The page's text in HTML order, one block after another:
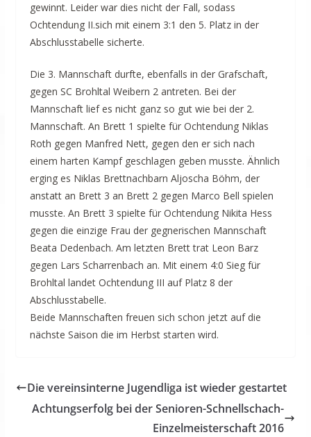
gewinnt. Leider war dies nicht der Fall, sodass
Ochtendung II.sich mit einem 3:1 den 5. Platz in der
Abschlusstabelle sicherte.
Die 3. Mannschaft durfte, ebenfalls in der Grafschaft,
gegen SC Brohltal Weibern 2 antreten. Bei der
Mannschaft lief es nicht ganz so gut wie bei der 2.
Mannschaft. An Brett 1 spielte für Ochtendung Niklas
Roth gegen Manfred Nett, gegen den er sich nach
einem harten Kampf geschlagen geben musste. Ähnlich
erging es Niklas Brettnachbarn Aljoscha Böhm, der
anstatt an Brett 3 an Brett 2 gegen Marco Bell spielen
musste. An Brett 3 spielte für Ochtendung Nikita Hess
gegen die einzige Frau der gegnerischen Mannschaft
Beata Dedenbach. Am letzten Brett trat Leon Barz
gegen Lars Scharrenbach an. Mit einem 4:0 Sieg für
Brohltal landet Ochtendung III auf Platz 8 der
Abschlusstabelle.
Beide Mannschaften freuen sich schon jetzt auf die
nächste Saison die im Herbst starten wird.
Die vereinsinterne Jugendliga ist wieder gestartet
Achtungserfolg bei der Senioren-Schnellschach-
Einzelmeisterschaft 2016